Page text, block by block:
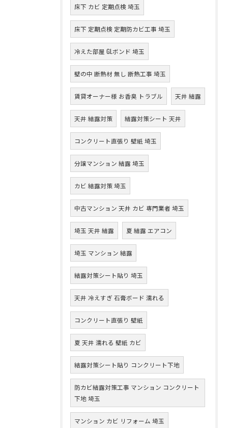
床下 カビ 定期点検 埼玉
床下 定期点検 定期防カビ工事 埼玉
冷えた部屋 GLボンド 埼玉
壁の中 断熱材 無し 断熱工事 埼玉
賃貸オーナー様 お香臭 トラブル 天井 結露
天井 結露対策 結露対策シート 天井
コンクリート直張り 壁紙 埼玉
分譲マンション 結露 埼玉
カビ 結露対策 埼玉
中古マンション 天井 カビ 専門業者 埼玉
埼玉 天井 結露 夏 結露 エアコン
埼玉 マンション 結露
結露対策シート貼り 埼玉
天井 冷えすぎ 石膏ボード 濡れる
コンクリート直張り 壁紙
夏 天井 濡れる 壁紙 カビ
結露対策シート貼り コンクリート下地
防カビ結露対策工事 マンション コンクリート
下地 埼玉
マンション カビ リフォーム 埼玉